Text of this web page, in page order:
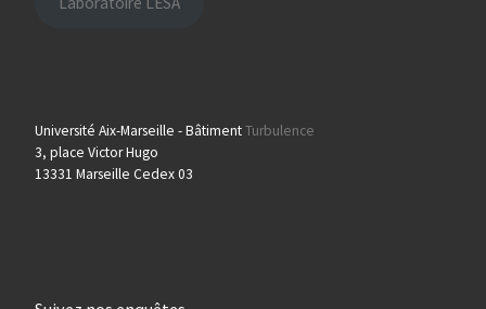
Université Aix-Marseille - BâtimentTurbulence
3, place Victor Hugo
13331 Marseille Cedex 03